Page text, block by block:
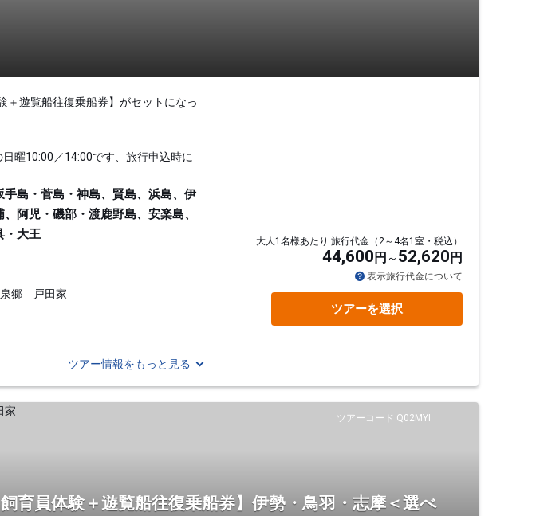
＋遊覧船往復乗船券】がセットになっ
曜10:00／14:00です、旅行申込時に
島・菅島・神島、賢島、浜島、伊
阿児・磯部・渡鹿野島、安楽島、
・大王
郷 戸田家
大人1名様あたり 旅行代金（2～4名1室・税込）
44,600 円 52,620 円
表示旅行代金について
ツアーを選択
ツアー情報をもっと見る
ツアーコード Q02MYI
育員体験＋遊覧船往復乗船券】伊勢・鳥羽・志摩＜選べ